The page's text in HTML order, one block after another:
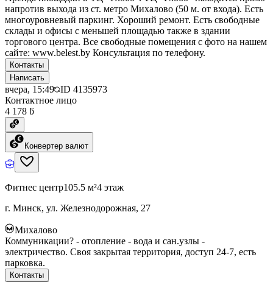
напротив выхода из ст. метро Михалово (50 м. от входа). Есть
многоуровневый паркинг. Хороший ремонт. Есть свободные
склады и офисы с меньшей площадью также в здании
торгового центра. Все свободные помещения с фото на нашем
сайте: www.belest.by Консультация по телефону.
Контакты
Написать
вчера, 15:49 ID 4135973
Контактное лицо
4 178 ƃ
Конвертер валют
Фитнес центр105.5 м²4 этаж
г. Минск, ул. Железнодорожная, 27
Михалово
Коммуникации? - отопление - вода и сан.узлы -
электричество. Своя закрытая территория, доступ 24-7, есть
парковка.
Контакты